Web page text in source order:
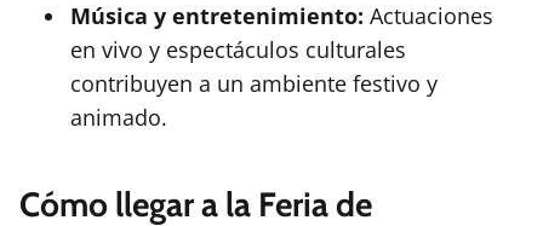
Música y entretenimiento: Actuaciones
en vivo y espectáculos culturales
contribuyen a un ambiente festivo y
animado.
Cómo llegar a la Feria de